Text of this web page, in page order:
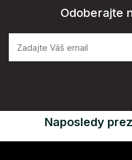
Odoberajte
Naposledy